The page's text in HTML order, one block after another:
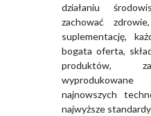
działaniu
zachować
suplementację,
bogata oferta,
produktów,
wyprodukowane
najnowszych
najwyższe